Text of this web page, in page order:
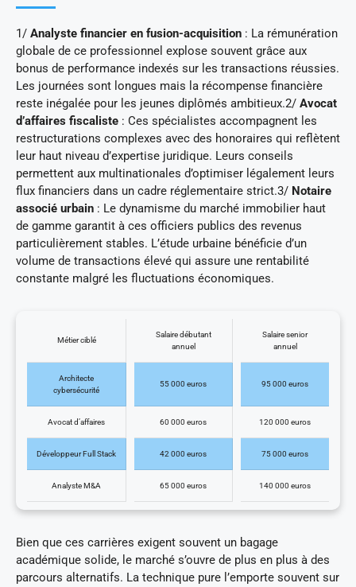
1/ Analyste financier en fusion-acquisition : La rémunération
globale de ce professionnel explose souvent grâce aux
bonus de performance indexés sur les transactions réussies.
Les journées sont longues mais la récompense financière
reste inégalée pour les jeunes diplômés ambitieux.2/ Avocat
d’affaires fiscaliste : Ces spécialistes accompagnent les
restructurations complexes avec des honoraires qui reflètent
leur haut niveau d’expertise juridique. Leurs conseils
permettent aux multinationales d’optimiser légalement leurs
flux financiers dans un cadre réglementaire strict.3/ Notaire
associé urbain : Le dynamisme du marché immobilier haut
de gamme garantit à ces officiers publics des revenus
particulièrement stables. L’étude urbaine bénéficie d’un
volume de transactions élevé qui assure une rentabilité
constante malgré les fluctuations économiques.
Métier ciblé
Salaire débutant
annuel
Salaire senior
annuel
Architecte
cybersécurité
55 000 euros 95 000 euros
Avocat d’affaires 60 000 euros 120 000 euros
Développeur Full Stack 42 000 euros 75 000 euros
Analyste M&A 65 000 euros 140 000 euros
Bien que ces carrières exigent souvent un bagage
académique solide, le marché s’ouvre de plus en plus à des
parcours alternatifs. La technique pure l’emporte souvent sur